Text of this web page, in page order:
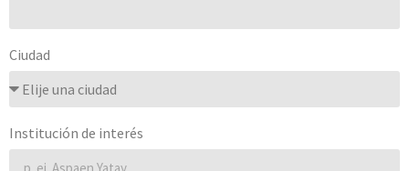
Ciudad
Institución de interés